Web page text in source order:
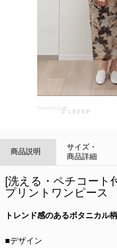
Powered by
商品説明
サイズ・
商品詳細
[洗える・ペチコート
プリントワンピース
トレンド感のあるボタニカル
■デザイン